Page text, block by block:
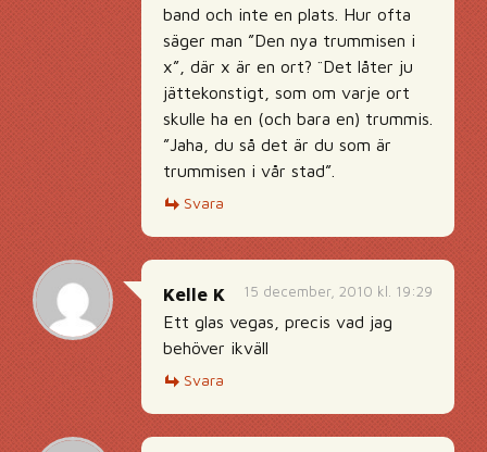
band och inte en plats. Hur ofta
säger man ”Den nya trummisen i
x”, där x är en ort? ¨Det låter ju
jättekonstigt, som om varje ort
skulle ha en (och bara en) trummis.
”Jaha, du så det är du som är
trummisen i vår stad”.
Svara
15 december, 2010 kl. 19:29
Kelle K
Ett glas vegas, precis vad jag
behöver ikväll
Svara